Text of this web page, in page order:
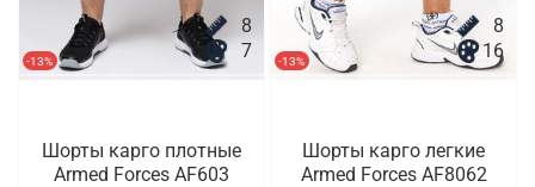
-13%
8
7
Шорты карго плотные
Armed Forces AF603
-13%
8
16
Шорты карго легкие
Armed Forces AF8062